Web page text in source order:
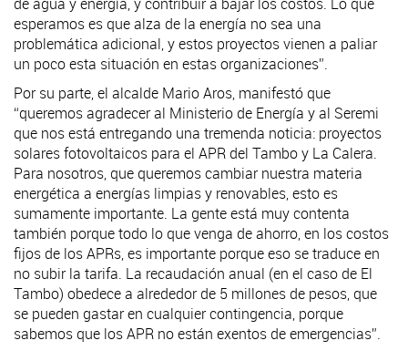
esperamos es que alza de la energía no sea una
problemática adicional, y estos proyectos vienen a paliar
un poco esta situación en estas organizaciones”.
Por su parte, el alcalde Mario Aros, manifestó que
“queremos agradecer al Ministerio de Energía y al Seremi
que nos está entregando una tremenda noticia: proyectos
solares fotovoltaicos para el APR del Tambo y La Calera.
Para nosotros, que queremos cambiar nuestra materia
energética a energías limpias y renovables, esto es
sumamente importante. La gente está muy contenta
también porque todo lo que venga de ahorro, en los costos
fijos de los APRs, es importante porque eso se traduce en
no subir la tarifa. La recaudación anual (en el caso de El
Tambo) obedece a alrededor de 5 millones de pesos, que
se pueden gastar en cualquier contingencia, porque
sabemos que los APR no están exentos de emergencias”.